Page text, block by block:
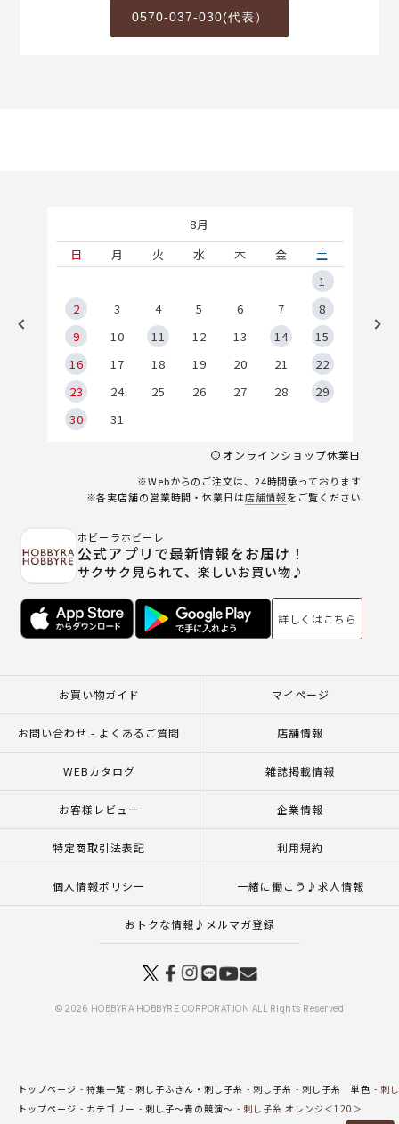
0570-037-030(代表）
8月
日
月 火 水 木 金
土
1
2
3 4 5 6 7
8
9
10 11 12 13 14
15
16
17 18 19 20 21
22
23
24 25 26 27 28
29
30
31
オンラインショップ休業日
※Webからのご注文は、24時間承っております
※各実店舗の営業時間・休業日は店舗情報をご覧ください
ホビーラホビーレ
公式アプリで最新情報をお届け！
サクサク見られて、楽しいお買い物♪
詳しくはこちら
お買い物ガイド マイページ
お問い合わせ - よくあるご質問 店舗情報
WEBカタログ 雑誌掲載情報
お客様レビュー 企業情報
特定商取引法表記 利用規約
個人情報ポリシー 一緒に働こう♪求人情報
おトクな情報♪メルマガ登録
© 2026 HOBBYRA HOBBYRE CORPORATION ALL Rights Reserved
トップページ 特集一覧 刺し子ふきん・刺し子糸 刺し子糸 刺し子糸 単色
刺
トップページ
カテゴリー 刺し子～青の競演～
刺し子糸 オレンジ＜120＞